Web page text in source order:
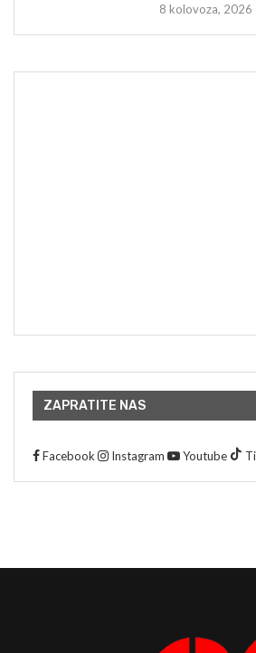
8 kolovoza, 2026
ZAPRATITE NAS
Facebook Instagram Youtube